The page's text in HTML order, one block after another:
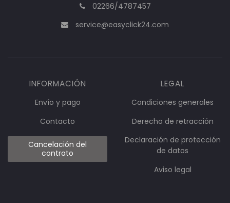
02266/4787457
service@easyclick24.com
INFORMACIÓN
Envío y pago
Contacto
Cancelación del
contrato
LEGAL
Condiciones generales
Derecho de retracción
Declaración de protección
de datos
Aviso legal